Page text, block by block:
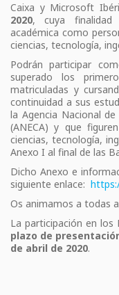
Caixa y Microsoft
2020, cuya finalidad
académica como
ciencias, tecnología,
Podrán participar
superado los
matriculadas y
continuidad a sus
la Agencia Nacional
(ANECA) y que
ciencias, tecnología,
Anexo I al final de las
Dicho Anexo e
siguiente enlace:
Os animamos a todas
La participación en los
plazo de
de abril de 2020.